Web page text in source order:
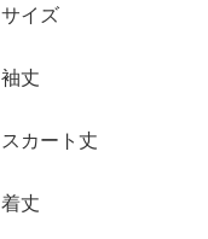
アクセサリー・腕時計
財布・ポーチ・ケース
帽子
ヘアアクセサリー
サイズ
ウェア（S/M/L）
M
XL
袖丈
ノースリーブ
半袖
スカート丈
ミニ丈・ショート丈
着丈